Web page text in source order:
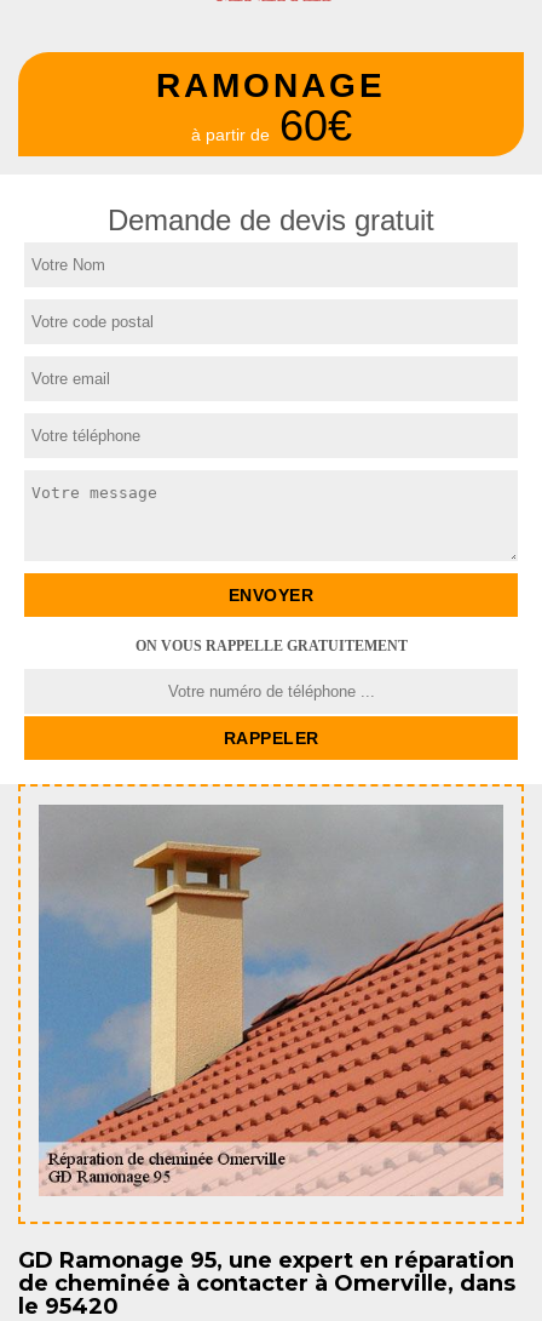
RAMONAGE
à partir de 60€
Demande de devis gratuit
ON VOUS RAPPELLE GRATUITEMENT
GD Ramonage 95, une expert en réparation
de cheminée à contacter à Omerville, dans
le 95420